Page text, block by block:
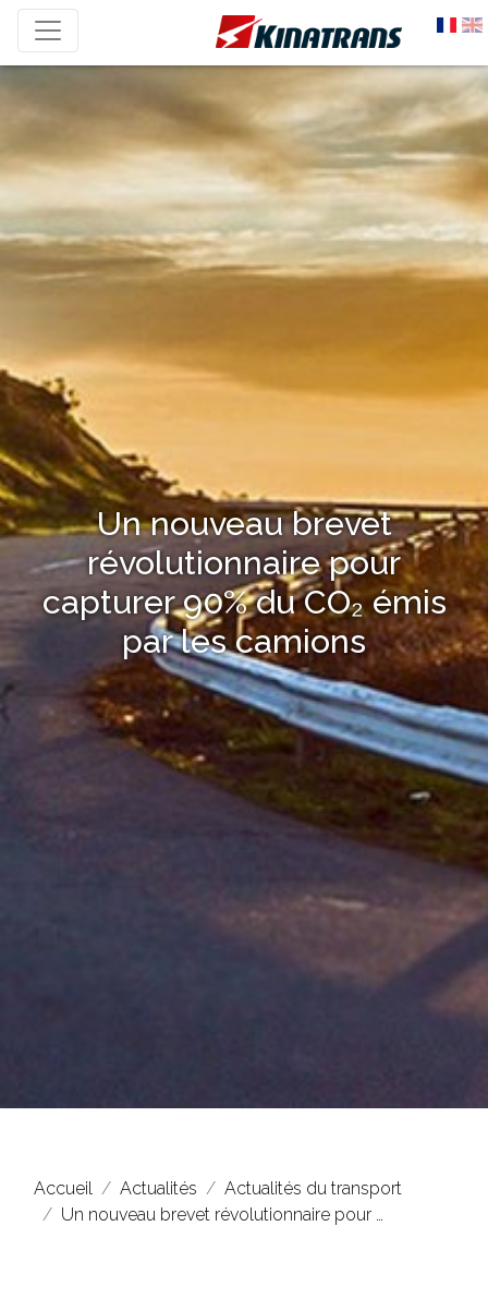
Un nouveau brevet
révolutionnaire pour
capturer 90% du CO₂ émis
par les camions
Accueil Actualités
Actualités du transport
Un nouveau brevet révolutionnaire pour …